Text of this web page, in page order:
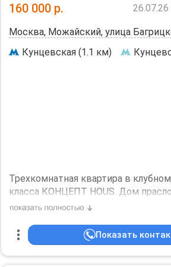
жду того же и от вас. По
уважает чужое пространство и
Ищу соседку. Оплата каждый месяц
160 000 р.
Москва, Можайский, улица
Кунцевская (1.1 км)
Трехкомнатная квартира в
класса КОНЦЕПТ HOUS. Дом
районе Можайский.
Ломоносовская школу, школа
находится в тихом и спокойном
дорог. Рядом Богдановский пруд.
Показать